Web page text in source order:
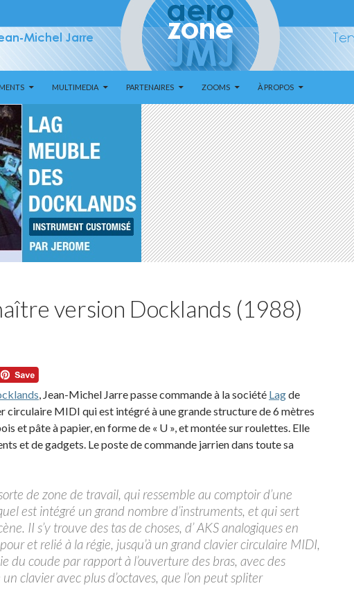
MULTIMEDIA PARTENAIRES ZOOMS À PROPOS
version Docklands (1988)
, Jean-Michel Jarre passe commande à la société Lagde
circulaire MIDI qui est intégré à une grande structure de 6 mètres
et pâte à papier, en forme de « U », et montée sur roulettes. Elle
et de gadgets. Le poste de commande jarrien dans toute sa
de zone de travail, qui ressemble au comptoir d’une
est intégré un grand nombre d’instruments, et qui sert
II s’y trouve des tas de choses, d’ AKS analogiques en
et relié à la régie, jusqu’à un grand clavier circulaire MIDI,
du coude par rapport à l’ouverture des bras, avec des
clavier avec plus d’octaves, que l’on peut spliter